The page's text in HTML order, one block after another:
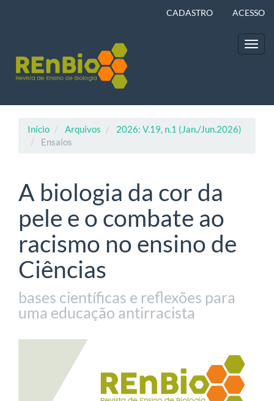
Barra
Lateral
CADASTRO ACESSO
Início Arquivos
2026: V.19, n.1 (Jan./Jun.2026)
Ensaios
A biologia da cor da
pele e o combate ao
racismo no ensino de
Ciências
bases científicas e reflexões para
uma educação antirracista
lateral